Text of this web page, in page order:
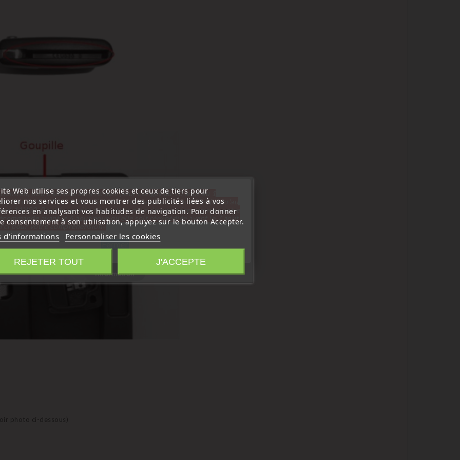
photo ci-dessous)
Web utilise ses propres cookies et ceux de tiers pour
nos services et vous montrer des publicités liées à vos
en analysant vos habitudes de navigation. Pour donner
consentement à son utilisation, appuyez sur le bouton Accepter.
d'informations Personnaliser les cookies
REJETER TOUT J'ACCEPTE
notre société sera fermée pour congés du 10 aout au 1
inclus. Pour cette raison les commandes sont traitées jusqu'au
14H00. Pour le service réparation nous devons réceptionner votre
avant le 6 aout pour qu'elle soit réexpédiée avant le 7 aout.
pour votre compréhension»
Fermer
Information